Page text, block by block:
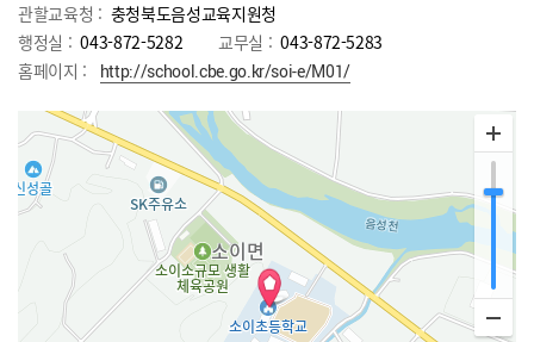
관할교육청 : 충청북도음성교육지원청
행정실 : 043-872-5282 교무실 : 043-872-5283
홈페이지 :
http://school.cbe.go.kr/soi-e/M01/